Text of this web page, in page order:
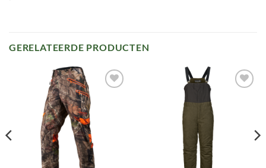
GERELATEERDE PRODUCTEN
Toevoegen
verlanglijst